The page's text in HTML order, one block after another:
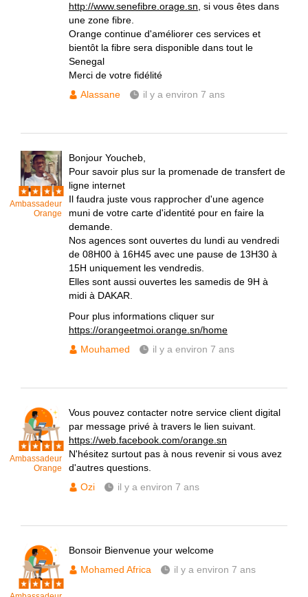
http://www.senefibre.orage.sn , si vous êtes dans
une zone fibre.
Orange continue d'améliorer ces services et
bientôt la fibre sera disponible dans tout le
Senegal
Merci de votre fidélité
Alassane
il y a environ 7 ans
Ambassadeur
Orange
Bonjour Youcheb,
Pour savoir plus sur la promenade de transfert de
ligne internet
Il faudra juste vous rapprocher d'une agence
muni de votre carte d'identité pour en faire la
demande.
Nos agences sont ouvertes du lundi au vendredi
de 08H00 à 16H45 avec une pause de 13H30 à
15H uniquement les vendredis.
Elles sont aussi ouvertes les samedis de 9H à
midi à DAKAR.
Pour plus informations cliquer sur
https://orangeetmoi.orange.sn/home
Mouhamed
il y a environ 7 ans
Ambassadeur
Orange
Vous pouvez contacter notre service client digital
par message privé à travers le lien suivant.
https://web.facebook.com/orange.sn
N'hésitez surtout pas à nous revenir si vous avez
d'autres questions.
Ozi
il y a environ 7 ans
Bonsoir Bienvenue your welcome
Mohamed Africa
il y a environ 7 ans